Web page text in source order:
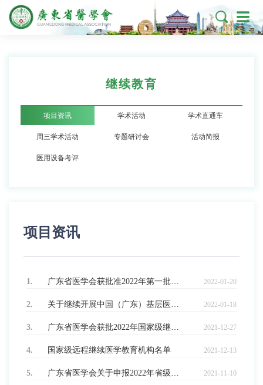

继续教育
项目资讯 学术活动 学术直通车
周三学术活动 专题研讨会 活动简报
医用设备考评
项目资讯
2022-01-20
1. 广东省医学会获批准2022年第一批省级继续医学教育项目列表
2022-01-18
2. 关于继续开展中国（广东）基层医院超声影像科室建设帮扶项目的通知
2021-12-27
3. 广东省医学会获批2022年国家级继续医学教育项目一览表
2021-12-13
4. 国家级远程继续医学教育机构名单
2021-11-10
5. 广东省医学会关于申报2022年省级继续医学教育项目的通知